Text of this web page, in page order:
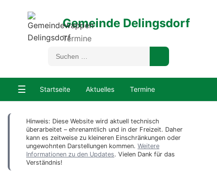
Gemeinde Delingsdorf
Termine
☰ Startseite Aktuelles Termine
Hinweis: Diese Website wird aktuell technisch
überarbeitet – ehrenamtlich und in der Freizeit. Daher
kann es zeitweise zu kleineren Einschränkungen oder
ungewohnten Darstellungen kommen. Weitere
Informationen zu den Updates. Vielen Dank für das
Verständnis!